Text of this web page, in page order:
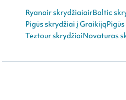
Ryanair skrydžiaiairBaltic
Pigūs skrydžiai į Graikiją
Teztour skrydžiaiNovaturas